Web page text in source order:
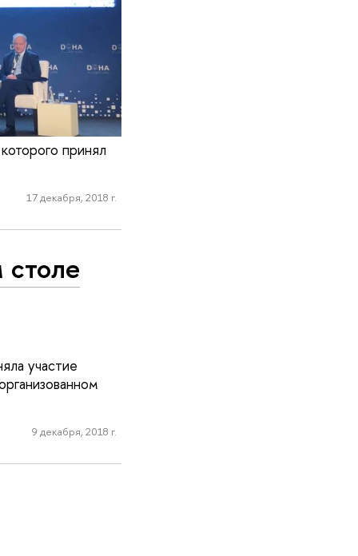
принял
17 декабря, 2018 г.
участие
9 декабря, 2018 г.